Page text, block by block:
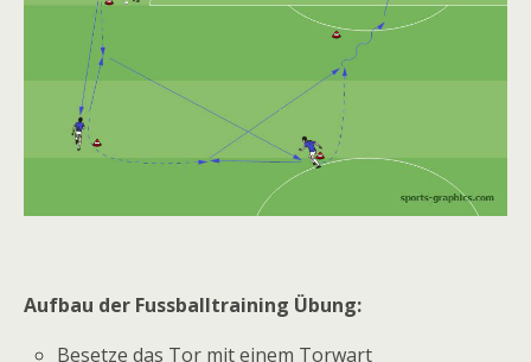
Aufbau der Fussballtraining Übung:
Besetze das Tor mit einem Torwart